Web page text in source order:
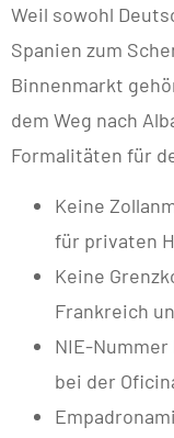
Weil sowohl
Spanien zum
Binnenmarkt
dem Weg nach
Formalitäten für
Keine
für privaten
Keine
Frankreich
NIE-
bei der